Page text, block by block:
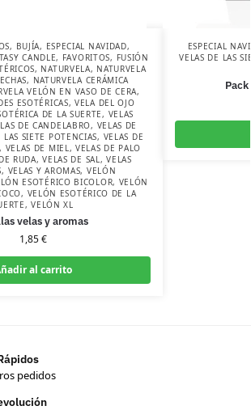
, BUJÍA, ESPECIAL NAVIDAD,
CANDLE, FAVORITOS, FUSIÓN
, NATURVELA, NATURVELA
, NATURVELA CERÁMICA
VELÓN EN VASO DE CERA,
ESOTÉRICAS,VELA DEL OJO
DE LA SUERTE, VELAS
DE CANDELABRO, VELAS DE
LAS SIETE POTENCIAS, VELAS DE
, VELAS DE MIEL ,VELAS DE PALO
RUDA,VELAS DE SAL ,VELAS
, VELAS Y AROMAS, VELÓN
ESOTÉRICO BICOLOR, VELÓN
, VELÓN ESOTÉRICO DE LA
,VELÓN XL
velas y aromas
1,85€
al carrito
ESPECIAL
VELAS DE LAS
pedidos